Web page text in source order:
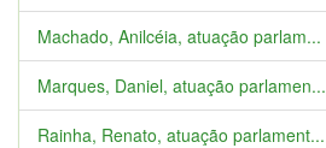
Machado, Anilcéia, atuação parlam...
Marques, Daniel, atuação parlamen...
Rainha, Renato, atuação parlament...